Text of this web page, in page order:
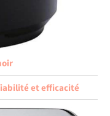
et efficacité